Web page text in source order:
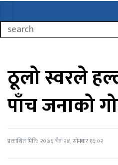
ठूलो स्वरले
पाँच जनाको
प्रकाशित मिति: २०७६ चैत्र २४, सोमबार १६:०२